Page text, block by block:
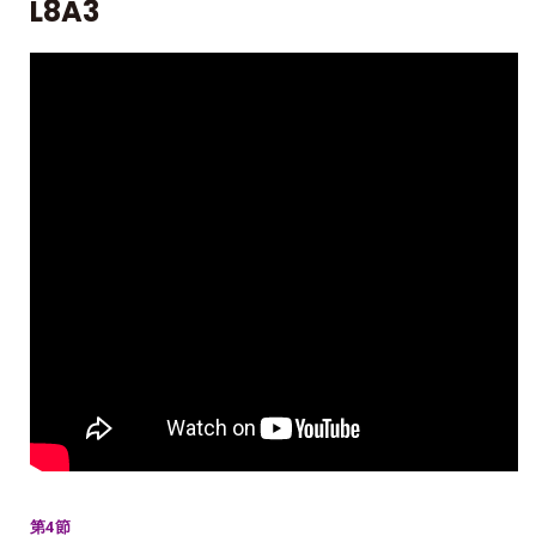
L8A3
第4節